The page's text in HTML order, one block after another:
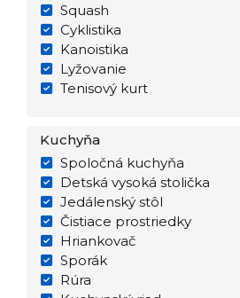
Squash
Cyklistika
Kanoistika
Lyžovanie
Tenisový kurt
Kuchyňa
Spoločná kuchyňa
Detská vysoká stolička
Jedálenský stôl
Čistiace prostriedky
Hriankovač
Sporák
Rúra